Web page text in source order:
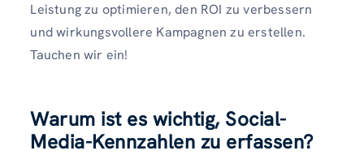
Leistung zu optimieren, den ROI zu verbessern
und wirkungsvollere Kampagnen zu erstellen.
Tauchen wir ein!
Warum ist es wichtig, Social-
Media-Kennzahlen zu erfassen?